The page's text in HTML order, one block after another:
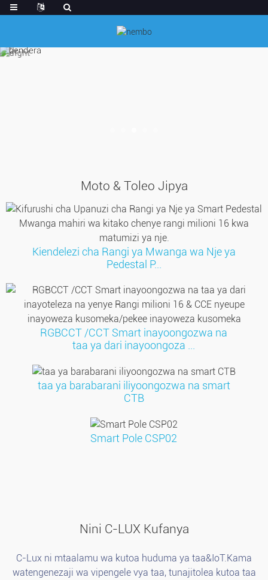
Moto & Toleo Jipya
Kiendelezi cha Rangi ya Mwanga wa Nje ya
Pedestal P...
RGBCCT /CCT Smart inayoongozwa na
taa ya dari inayoongoza ...
taa ya barabarani iliyoongozwa na smart
CTB
Smart Pole CSP02
Nini C-LUX Kufanya
C-Lux ni mtaalamu wa kutoa huduma ya taa&IoT.Kama
watengenezaji wa vipengele vya taa, tunajitolea kutoa taa